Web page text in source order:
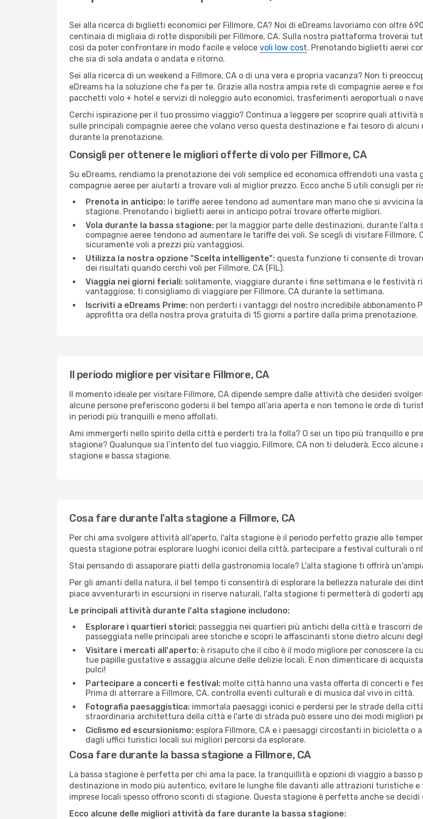
Sei alla ricerca di biglietti economici per Fillmore, CA? Noi di eDreams lavoriamo con oltre
centinaia di migliaia di rotte disponibili per Fillmore, CA. Sulla nostra piattaforma troverai
così da poter confrontare in modo facile e veloce voli low cost. Prenotando biglietti aerei
che sia di sola andata o andata e ritorno.
Sei alla ricerca di un weekend a Fillmore, CA o di una vera e propria vacanza? Non ti
eDreams ha la soluzione che fa per te. Grazie alla nostra ampia rete di compagnie aeree e
pacchetti volo + hotel e servizi di noleggio auto economici, trasferimenti aeroportuali o
Cerchi ispirazione per il tuo prossimo viaggio? Continua a leggere per scoprire quali attività
sulle principali compagnie aeree che volano verso questa destinazione e fai tesoro di
durante la prenotazione.
Consigli per ottenere le migliori offerte di volo per Fillmore, CA
Su eDreams, rendiamo la prenotazione dei voli semplice ed economica offrendoti una vasta
compagnie aeree per aiutarti a trovare voli al miglior prezzo. Ecco anche 5 utili consigli per
Prenota in anticipo: le tariffe aeree tendono ad aumentare man mano che si avvicina
stagione. Prenotando i biglietti aerei in anticipo potrai trovare offerte migliori.
Vola durante la bassa stagione: per la maggior parte delle destinazioni, durante
compagnie aeree tendono ad aumentare le tariffe dei voli. Se scegli di visitare Fillmore,
sicuramente voli a prezzi più vantaggiosi.
Utilizza la nostra opzione "Scelta intelligente": questa funzione ti consente di
dei risultati quando cerchi voli per Fillmore, CA (FIL).
Viaggia nei giorni feriali: solitamente, viaggiare durante i fine settimana e le festività
vantaggiose, ti consigliamo di viaggiare per Fillmore, CA durante la settimana.
Iscriviti a eDreams Prime: non perderti i vantaggi del nostro incredibile abbonamento
approfitta ora della nostra prova gratuita di 15 giorni a partire dalla prima prenotazione.
Il periodo migliore per visitare Fillmore, CA
Il momento ideale per visitare Fillmore, CA dipende sempre dalle attività che desideri
alcune persone preferiscono godersi il bel tempo all’aria aperta e non temono le orde di
in periodi più tranquilli e meno affollati.
Ami immergerti nello spirito della città e perderti tra la folla? O sei un tipo più tranquillo e
stagione? Qualunque sia l’intento del tuo viaggio, Fillmore, CA non ti deluderà. Ecco
stagione e bassa stagione.
Cosa fare durante l'alta stagione a Fillmore, CA
Per chi ama svolgere attività all'aperto, l'alta stagione è il periodo perfetto grazie alle
questa stagione potrai esplorare luoghi iconici della città, partecipare a festival culturali o
Stai pensando di assaporare piatti della gastronomia locale? L'alta stagione ti offrirà
Per gli amanti della natura, il bel tempo ti consentirà di esplorare la bellezza naturale dei
piace avventurarti in escursioni in riserve naturali, l'alta stagione ti permetterà di goderti
Le principali attività durante l'alta stagione includono:
Esplorare i quartieri storici: passeggia nei quartieri più antichi della città e trascorri
passeggiata nelle principali aree storiche e scopri le affascinanti storie dietro alcuni
Visitare i mercati all'aperto: è risaputo che il cibo è il modo migliore per conoscere la
tue papille gustative e assaggia alcune delle delizie locali. E non dimenticare di
pulci!
Partecipare a concerti e festival: molte città hanno una vasta offerta di concerti e
Prima di atterrare a Fillmore, CA, controlla eventi culturali e di musica dal vivo in città.
Fotografia paesaggistica: immortala paesaggi iconici e perdersi per le strade della
straordinaria architettura della città e l'arte di strada può essere uno dei modi migliori
Ciclismo ed escursionismo: esplora Fillmore, CA e i paesaggi circostanti in bicicletta o
dagli uffici turistici locali sui migliori percorsi da esplorare.
Cosa fare durante la bassa stagione a Fillmore, CA
La bassa stagione è perfetta per chi ama la pace, la tranquillità e opzioni di viaggio a basso
destinazione in modo più autentico, evitare le lunghe file davanti alle attrazioni turistiche e
imprese locali spesso offrono sconti di stagione. Questa stagione è perfetta anche se
Ecco alcune delle migliori attività da fare durante la bassa stagione: